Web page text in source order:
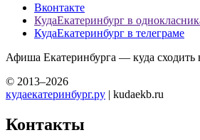
Вконтакте
КудаЕкатеринбург в
КудаЕкатеринбург в телеграме
Афиша Екатеринбурга — куда сходить
© 2013–2026
кудаекатеринбург.ру | kudaekb.ru
Контакты